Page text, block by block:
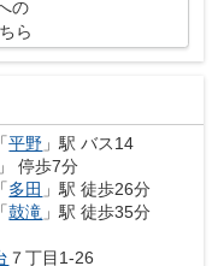
の
ら
「平野 」駅 バス14
停歩7分
「多田 」駅 徒歩26分
「鼓滝 」駅 徒歩35分
７丁目1-26